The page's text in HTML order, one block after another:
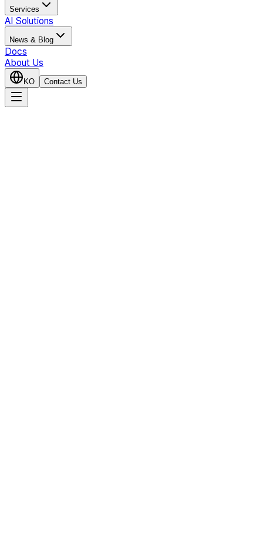
Services
AI Solutions
News & Blog
Docs
About Us
KO Contact Us